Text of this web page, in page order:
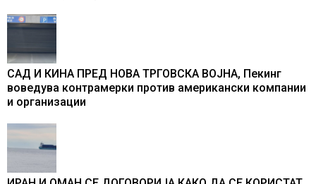
САД И КИНА ПРЕД НОВА ТРГОВСКА ВОЈНА, Пекинг
воведува контрамерки против американски компании
и организации